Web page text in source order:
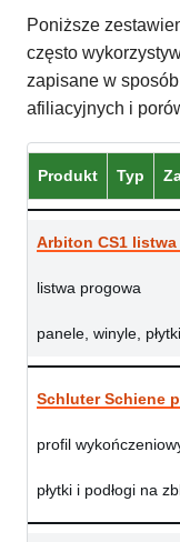
Poniższe
często
zapisane w
afiliacyjnych i
Produkt Typ
Arbiton CS1
listwa progowa
panele, winyle, płytki
Schluter Schiene
profil
płytki i podłogi na